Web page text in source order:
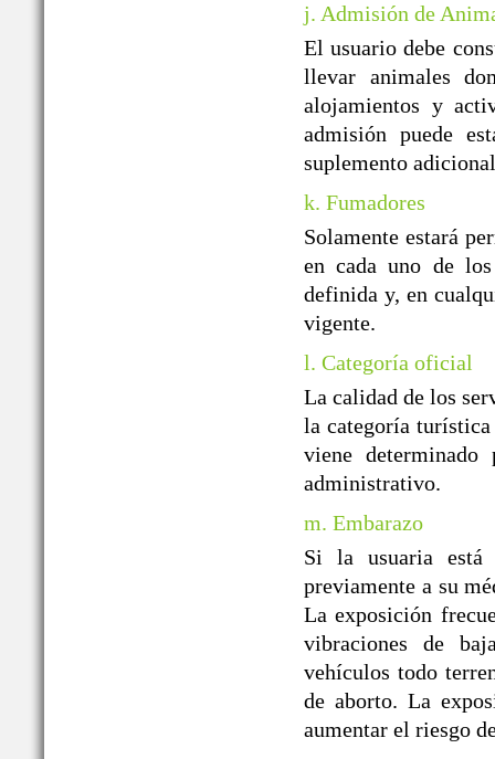
j. Admisión de
El usuario debe
llevar animales
alojamientos y
admisión puede
suplemento
k. Fumadores
Solamente estará
en cada uno de
definida y, en
vigente.
l. Categoría oficial
La calidad de los
la categoría
viene
administrativo.
m. Embarazo
Si la usuaria está
previamente a su
La exposición
vibraciones de
vehículos todo
de aborto. La
aumentar el riesgo